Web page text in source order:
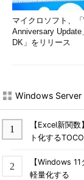
module
name:
scope:
params
}
（main.bicep）
※Microsoftのレファ
マイクロソフト、
Anniversary Update
DK」をリリース
Windows Server
【Excel新関
ト化する
【Windows
軽量化する